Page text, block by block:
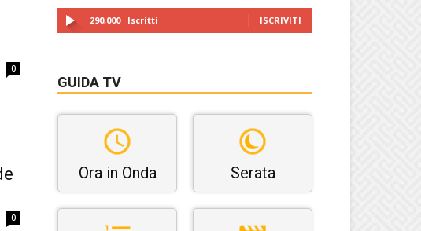
0
0
290,000 Iscritti ISCRIVITI
GUIDA TV
Ora in Onda Serata